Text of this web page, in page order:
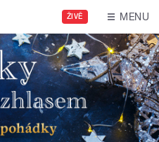
ŽIVĚ MENU